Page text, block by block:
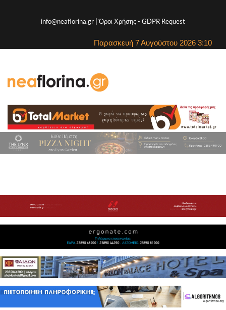
info@neaflorina.gr |Όροι Χρήσης- GDPR Request
Παρασκευή 7 Αυγούστου 2026 3:10